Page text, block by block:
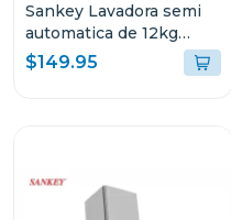
Sankey Lavadora semi
automatica de 12kg
blanca wm1216
$149.95